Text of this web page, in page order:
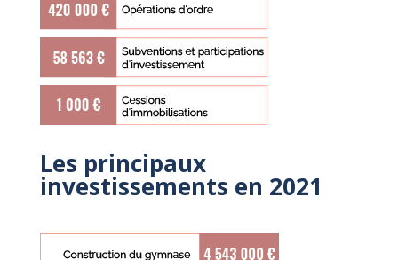
Les principaux
investissements en 2021